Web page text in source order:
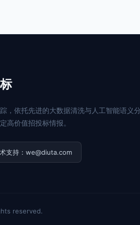
，依托先进的大数据清洗与人工智能语义
高价值招投标情报。
支持：we@diuta.com
reserved.